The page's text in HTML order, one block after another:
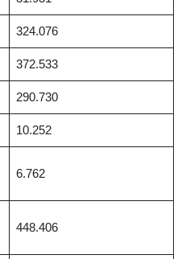
324.076
372.533
290.730
10.252
6.762
448.406